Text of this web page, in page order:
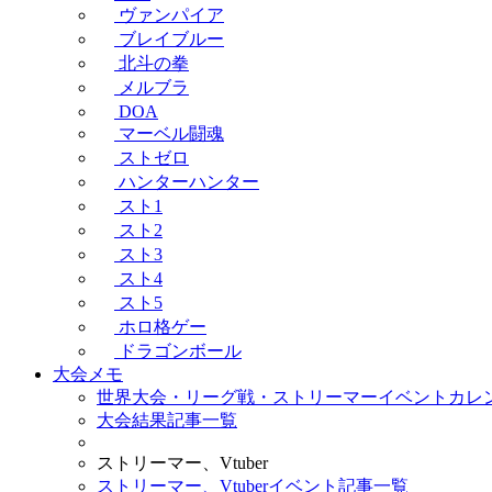
ヴァンパイア
ブレイブルー
北斗の拳
メルブラ
DOA
マーベル闘魂
ストゼロ
ハンターハンター
スト1
スト2
スト3
スト4
スト5
ホロ格ゲー
ドラゴンボール
大会メモ
世界大会・リーグ戦・ストリーマーイベントカレ
大会結果記事一覧
ストリーマー、Vtuber
ストリーマー、Vtuberイベント記事一覧